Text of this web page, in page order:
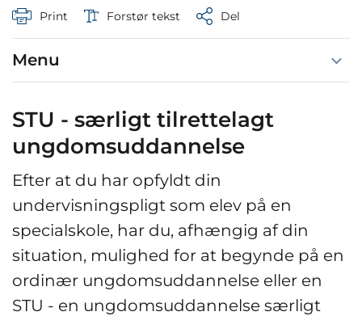
Print
Forstør tekst Del
Menu
STU - særligt tilrettelagt
ungdomsuddannelse
Efter at du har opfyldt din
undervisningspligt som elev på en
specialskole, har du, afhængig af din
situation, mulighed for at begynde på en
ordinær ungdomsuddannelse eller en
STU - en ungdomsuddannelse særligt